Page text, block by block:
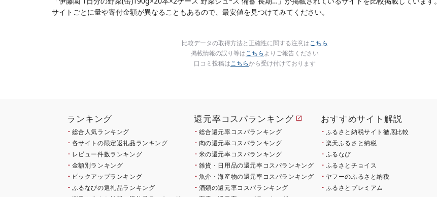
サイトごとに量や寄付金額が異なることもあるので、最安値を見つけてみてください。
比較データの取得方法と正確性に関する注意はこちら
掲載情報の誤り等はこちらよりご報告ください
口コミ投稿はこちらから受け付けております
ランキング
総合人気ランキング
各サイトの限定返礼品ランキング
レビュー件数ランキング
金額別ランキング
ピックアップランキング
ふるなびの返礼品ランキング
還元率コスパランキング
総合還元率コスパランキング
肉の還元率コスパランキング
米の還元率コスパランキング
雑貨・日用品の還元率コスパランキング
魚介・海産物の還元率コスパランキング
酒類の還元率コスパランキング
おすすめサイト解説
ふるさと納税サイト徹底比較
楽天ふるさと納税
ふるなび
ふるさとチョイス
ヤフーのふるさと納税
ふるさとプレミアム